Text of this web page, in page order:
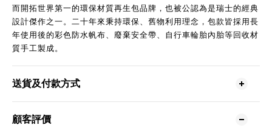
而開拓世界第一的環保材質再生包品牌，也被公認為是瑞士的經典
設計傑作之一。二十年來秉持環保、舊物利用理念，包款皆採用長
年使用後的彩色防水帆布、廢棄安全帶、自行車輪胎內胎等回收材
質手工製成。
送貨及付款方式
顧客評價